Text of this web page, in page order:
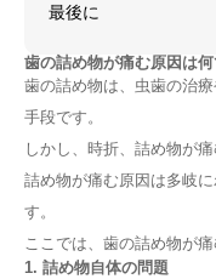
最後に
歯の詰め物が痛む原因は何
歯の詰め物は、虫歯の治
手段です。
しかし、時折、詰め物が痛
詰め物が痛む原因は多岐
す。
ここでは、歯の詰め物が
1. 詰め物自体の問題